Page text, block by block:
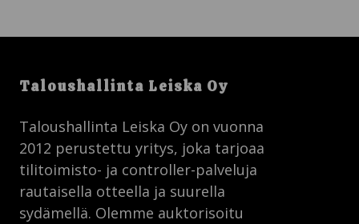
Taloushallinta Leiska Oy
Taloushallinta Leiska Oy on vuonna
2012 perustettu yritys, joka tarjoaa
tilitoimisto- ja controller-palveluja
rautaisella otteella ja suurella
sydämellä. Olemme auktorisoitu